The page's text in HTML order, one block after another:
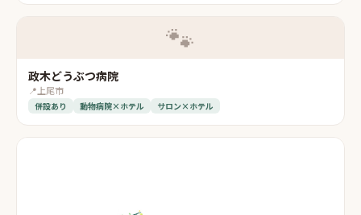
🐾
政木どうぶつ病院
📍 上尾市
併設あり 動物病院×ホテル サロン×ホテル